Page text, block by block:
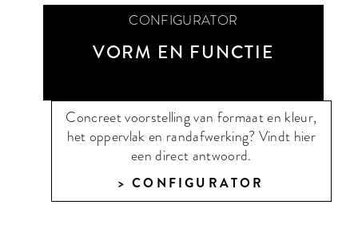
CONFIGURATOR
VORM EN FUNCTIE
Concreet voorstelling van formaat en kleur,
het oppervlak en randafwerking? Vindt hier
een direct antwoord.
CONFIGURATOR